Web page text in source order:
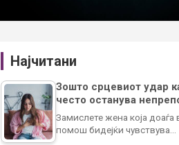
Најчитани
Зошто срцевиот удар
често останува
Замислете жена која доаѓа
помош бидејќи чувствува…